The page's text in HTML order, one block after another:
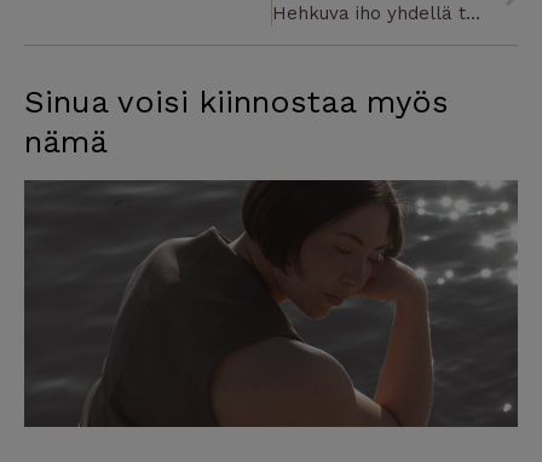
Hehkuva iho yhdellä tuotteella
Sinua voisi kiinnostaa myös
nämä